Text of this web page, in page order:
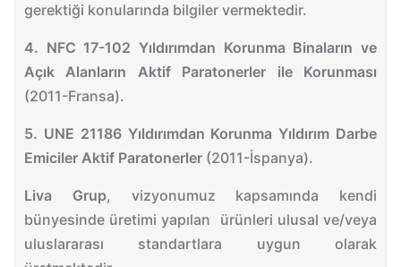
gerektiği konularında bilgiler vermektedir.
4. NFC 17-102 Yıldırımdan Korunma Binaların ve
Açık Alanların Aktif Paratonerler ile Korunması
(2011-Fransa).
5. UNE 21186 Yıldırımdan Korunma Yıldırım Darbe
Emiciler Aktif Paratonerler (2011-İspanya).
Liva Grup, vizyonumuz kapsamında kendi
bünyesinde üretimi yapılan ürünleri ulusal ve/veya
uluslararası standartlara uygun olarak